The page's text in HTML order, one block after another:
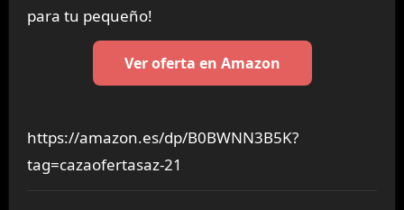
para tu pequeño!
Ver oferta en Amazon
https://amazon.es/dp/B0BWNN3B5K?
tag=cazaofertasaz-21